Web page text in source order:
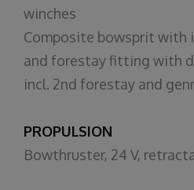
winches
Composite bowsprit with
and forestay fitting with
incl. 2nd forestay and
PROPULSION
Bowthruster, 24 V,